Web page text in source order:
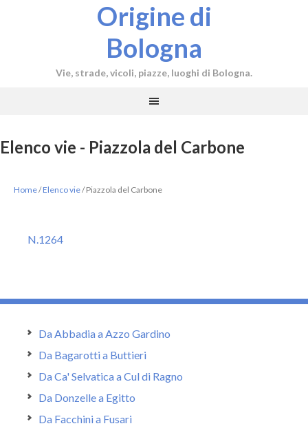
Origine di
Bologna
Vie, strade, vicoli, piazze, luoghi di Bologna.
Elenco vie - Piazzola del Carbone
Home/Elenco vie/Piazzola del Carbone
N.1264
Da Abbadia a Azzo Gardino
Da Bagarotti a Buttieri
Da Ca' Selvatica a Cul di Ragno
Da Donzelle a Egitto
Da Facchini a Fusari